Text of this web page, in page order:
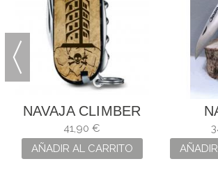
NAVAJA CLIMBER
MARIÑEIRA
41,90 €
AÑADIR AL CARRITO